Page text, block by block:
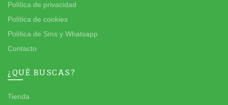
Política de privacidad
Política de cookies
Política de Sms y Whatsapp
Contacto
¿QUÉ BUSCAS?
Tienda